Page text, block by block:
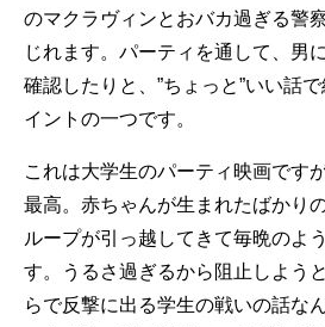
のマクラヴィンとおバカ過ぎる警
じれます。パーティを通して、男
確認したりと、”ちょっと”いい話
イントの一つです。
これは大学生のパーティ映画です
最高。赤ちゃんが生まれたばかり
ループが引っ越してきて毎晩のよ
す。うるさ過ぎるから阻止しよう
らで反撃に出る学生の戦いの話な